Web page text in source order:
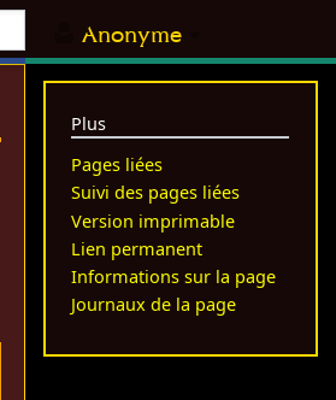
Anonyme
Plus
Pages liées
Suivi des pages liées
Version imprimable
Lien permanent
Informations sur la page
Journaux de la page